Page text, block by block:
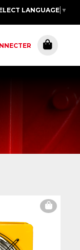
LANGUAGE ▼